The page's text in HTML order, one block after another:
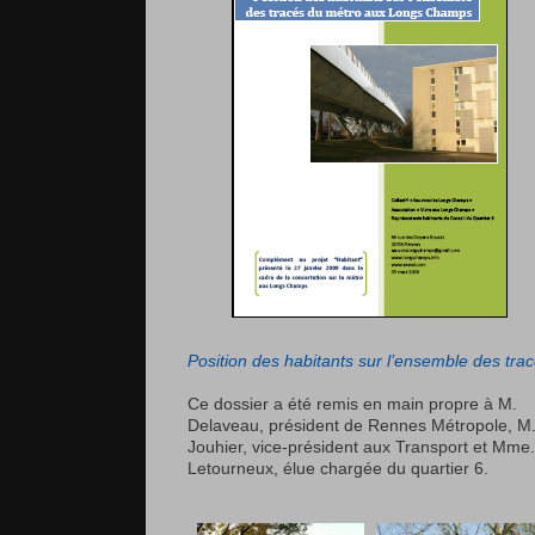
Position des habitants sur l’ensemble des
Ce dossier a été remis en main propre à M.
Delaveau, président de Rennes Métropole, M.
Jouhier, vice-président aux Transport et Mme.
Letourneux, élue chargée du quartier 6.